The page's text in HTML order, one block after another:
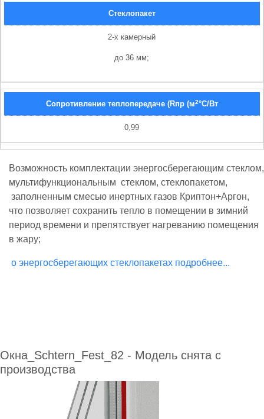
Стеклопакет
2-х камерный
до 36 мм;
Сопротивление теплопередаче (Rпр (м2°С/Вт
0,99
Возможность комплектации энергосберегающим стеклом,
мультифункциональным стеклом, стеклопакетом,
заполненным смесью инертных газов Криптон+Аргон,
что позволяет сохранить тепло в помещении в зимний
период времени и препятствует нагреванию помещения
в жару;
о энергосберегающих стеклопакетах подробнее...
Окна_Schtern_Fest_82 - Модель снята с
производства